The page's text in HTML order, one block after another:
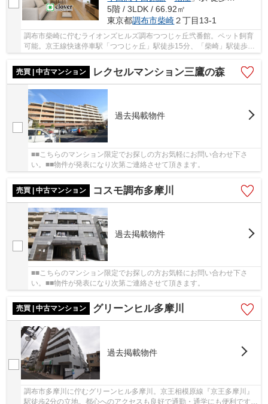
5階 / 3LDK / 66.92㎡
東京都調布市柴崎２丁目13-1
調布市柴崎に佇むライオンズヒルズ調布つつじヶ丘弐番館。ペット飼育
可能。京王線快速停車駅「つつじヶ丘」駅徒歩15分、「柴崎」駅徒歩12
分。閑静な住宅街に位置し、落ち着いた住環境...
売買 | 中古マンション
レクセルマンション三鷹の森
過去掲載物件
■■こちらのマンション限定でお探しの方お気軽にお問い合わせ下さ
い。■■物件が発表になり次第ご連絡させて頂きます。
売買 | 中古マンション コスモ調布多摩川
過去掲載物件
■■こちらのマンション限定でお探しの方お気軽にお問い合わせ下さ
い。■■物件が発表になり次第ご連絡させて頂きます。
売買 | 中古マンション グリーンヒル多摩川
過去掲載物件
調布市多摩川に佇むグリーンヒル多摩川。京王相模原線『京王多摩川』
駅徒歩2分の立地。都心へのアクセスも良好で通勤・通学にも便利です。